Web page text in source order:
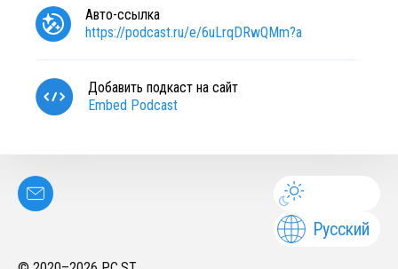
Авто-ссылка
https://podcast.ru/e/6uLrqDRwQMm?a
Добавить подкаст на сайт
Embed Podcast
Русский